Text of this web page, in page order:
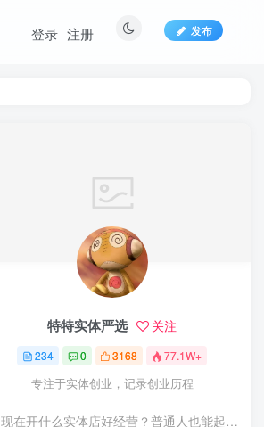
发布
登录 注册
特特实体严选 关注
234 0 3168 77.1W+
专注于实体创业，记录创业历程
现在开什么实体店好经营？普通人也能起步的几个门类